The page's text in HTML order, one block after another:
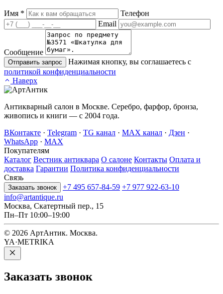
Имя *
Телефон
Email
Сообщение
Отправить запрос
Нажимая кнопку, вы соглашаетесь с
политикой конфиденциальности
Наверх
Антикварный салон в Москве. Серебро, фарфор, бронза,
живопись и книги — с 2004 года.
ВКонтакте · Telegram · TG канал · MAX канал · Дзен ·
WhatsApp · MAX
Покупателям
Каталог Вестник антиквара О салоне Контакты Оплата и
доставка Гарантии Политика конфиденциальности
Связь
Заказать звонок +7 495 657-84-59 +7 977 922-63-10
info@artantique.ru
Москва, Скатертный пер., 15
Пн–Пт 10:00–19:00
© 2026 АртАнтик. Москва.
YA·METRIKA
Заказать звонок